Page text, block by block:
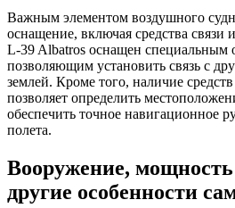
Важным элементом воздушного
оснащение, включая средства связи
L-39 Albatros оснащен специальным
позволяющим установить связь с
землей. Кроме того, наличие
позволяет определить
обеспечить точное навигационное
полета.
Вооружение, мощность
другие особенности